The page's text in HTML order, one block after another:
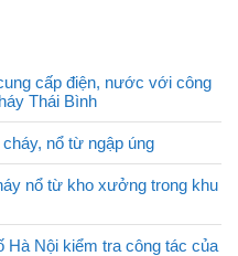
cấp điện, nước với công
Thái Bình
nổ từ ngập úng
nổ từ kho xưởng trong khu
Hà Nội kiểm tra công tác của